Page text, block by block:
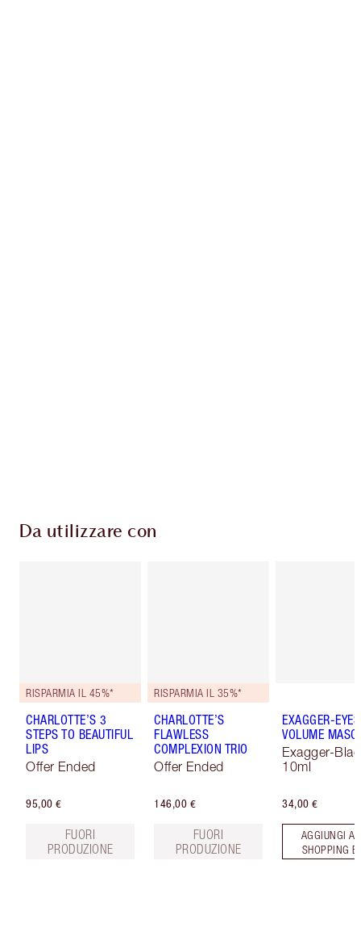
Da utilizzare con
RISPARMIA IL 45%*
CHARLOTTE’S 3
STEPS TO BEAUTIFUL
LIPS
Offer Ended
95,00 €
FUORI
PRODUZIONE
RISPARMIA IL 35%*
CHARLOTTE’S
FLAWLESS
COMPLEXION TRIO
Offer Ended
146,00 €
FUORI
PRODUZIONE
EXAGGER-EYES
VOLUME
Exagger-
10ml
34,00 €
AGGIUNGI
SHOPPING